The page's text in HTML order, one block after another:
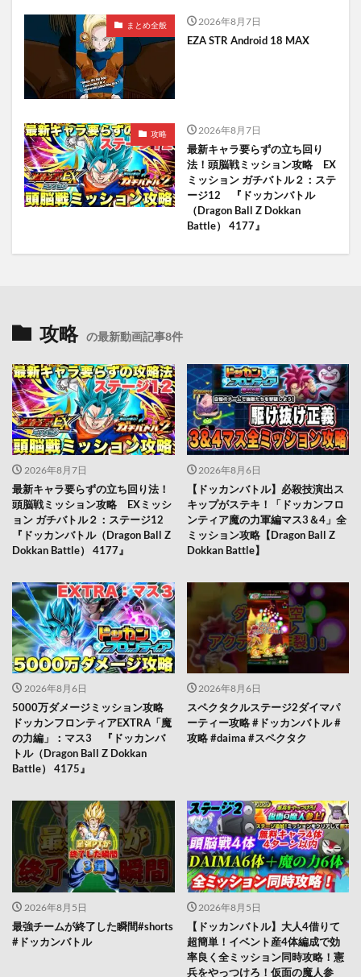
まとめ全般 2026年8月7日
EZA STR Android 18 MAX
攻略 2026年8月7日
最新キャラ要らずの立ち回り
法！頭脳戦ミッション攻略 EX
ミッション ガチバトル２：ステ
ージ12 『ドッカンバトル
（Dragon Ball Z Dokkan
Battle） 4177』
攻略 の最新動画記事8件
2026年8月7日
最新キャラ要らずの立ち回り法！
頭脳戦ミッション攻略 EXミッシ
ョン ガチバトル２：ステージ12
『ドッカンバトル（Dragon Ball Z
Dokkan Battle） 4177』
2026年8月6日
【ドッカンバトル】必殺技演出ス
キップがステキ！「ドッカンフロ
ンティア魔の力軍編マス3＆4」全
ミッション攻略【Dragon Ball Z
Dokkan Battle】
2026年8月6日
5000万ダメージミッション攻略
ドッカンフロンティアEXTRA「魔
の力編」：マス3 『ドッカンバ
トル（Dragon Ball Z Dokkan
Battle） 4175』
2026年8月6日
スペクタクルステージ2ダイマパ
ーティー攻略 #ドッカンバトル #
攻略 #daima #スペクタク
2026年8月5日
最強チームが終了した瞬間#shorts
#ドッカンバトル
2026年8月5日
【ドッカンバトル】大人4借りて
超簡単！イベント産4体編成で効
率良く全ミッション同時攻略！憲
兵をやっつけろ！仮面の魔人参